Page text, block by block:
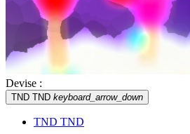
Devise :
TND TND keyboard_arrow_down
TND TND